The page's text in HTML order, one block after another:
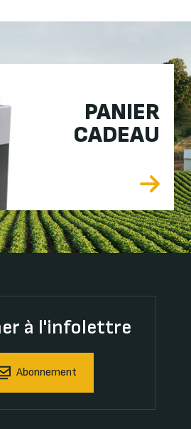
PANIER
CADEAU
à l'infolettre
Abonnement